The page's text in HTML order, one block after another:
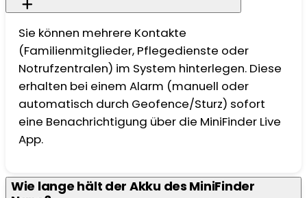
Sie können mehrere Kontakte
(Familienmitglieder, Pflegedienste oder
Notrufzentralen) im System hinterlegen. Diese
erhalten bei einem Alarm (manuell oder
automatisch durch Geofence/Sturz) sofort
eine Benachrichtigung über die MiniFinder Live
App.
Wie lange hält der Akku des MiniFinder